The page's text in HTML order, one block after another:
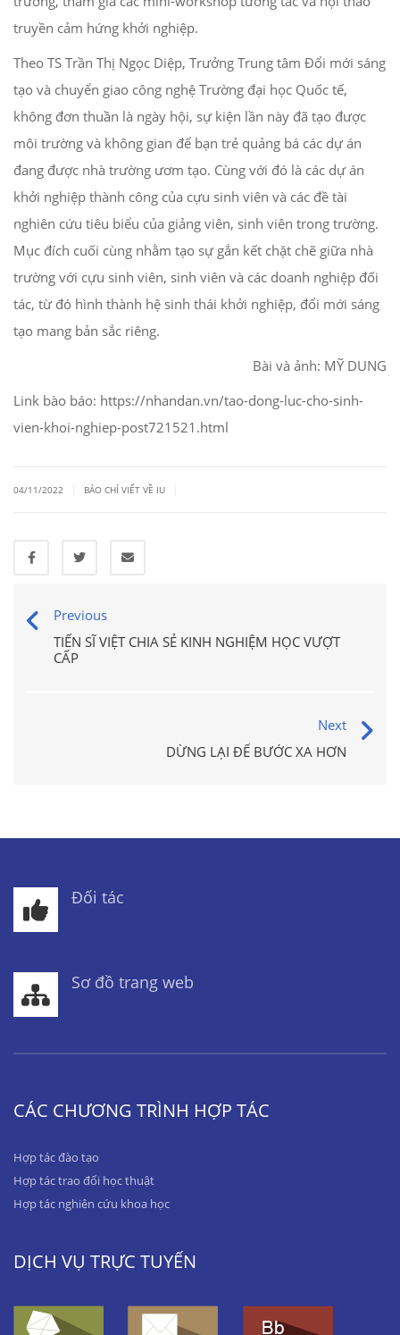
truyền cảm hứng khởi nghiệp.
Theo TS Trần Thị Ngọc Diệp, Trưởng Trung tâm Đổi mới sáng
tạo và chuyển giao công nghệ Trường đại học Quốc tế,
không đơn thuần là ngày hội, sự kiện lần này đã tạo được
môi trường và không gian để bạn trẻ quảng bá các dự án
đang được nhà trường ươm tạo. Cùng với đó là các dự án
khởi nghiệp thành công của cựu sinh viên và các đề tài
nghiên cứu tiêu biểu của giảng viên, sinh viên trong trường.
Mục đích cuối cùng nhằm tạo sự gắn kết chặt chẽ giữa nhà
trường với cựu sinh viên, sinh viên và các doanh nghiệp đối
tác, từ đó hình thành hệ sinh thái khởi nghiệp, đổi mới sáng
tạo mang bản sắc riêng.
Bài và ảnh: MỸ DUNG
Link bào báo: https://nhandan.vn/tao-dong-luc-cho-sinh-
vien-khoi-nghiep-post721521.html
04/11/2022 BÁO CHÍ VIẾT VỀ IU
Previous
TIẾN SĨ VIỆT CHIA SẺ KINH NGHIỆM HỌC VƯỢT
CẤP
Next
DỪNG LẠI ĐỂ BƯỚC XA HƠN
Đối tác
Sơ đồ trang web
CÁC CHƯƠNG TRÌNH HỢP TÁC
Hợp tác đào tạo
Hợp tác trao đổi học thuật
Hợp tác nghiên cứu khoa học
DỊCH VỤ TRỰC TUYẾN